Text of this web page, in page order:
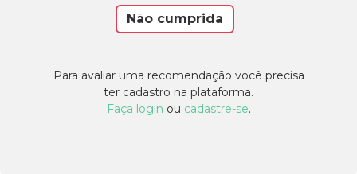
Não cumprida
Para avaliar uma recomendação você precisa
ter cadastro na plataforma.
Faça login ou cadastre-se.